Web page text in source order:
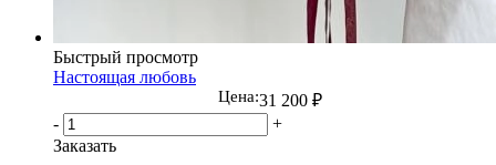
Быстрый просмотр
Настоящая любовь
Цена:31 200 ₽
-
+
Заказать